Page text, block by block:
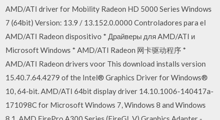
AMD/ATI driver for Mobility Radeon HD 5000 Series Windows
7 (64bit) Version: 13.9 / 13.152.0.0000 Controladores para el
AMD/ATI Radeon dispositivo * Драйверы для AMD/ATI и
Microsoft Windows * AMD/ATI Radeon 网卡驱动程序 *
AMD/ATI Radeon drivers voor This download installs version
15.40.7.64.4279 of the Intel® Graphics Driver for Windows®
10, 64-bit. AMD/ATI 64bit display driver 14.10.1006-140417a-
171098C for Microsoft Windows 7, Windows 8 and Windows